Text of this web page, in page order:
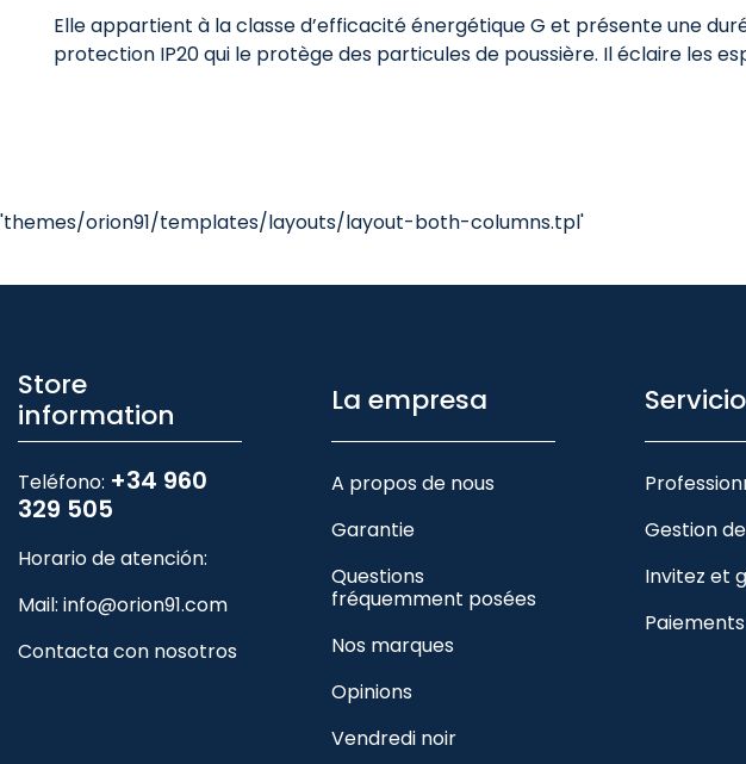
Elle appartient à la classe d’efficacité énergétique G et présente une
protection IP20 qui le protège des particules de poussière. Il éclaire les
'themes/orion91/templates/layouts/layout-both-columns.tpl'
Store
information
Teléfono: +34 960
329 505
Horario de atención:
Mail: info@orion91.com
Contacta con nosotros
La empresa
A propos de nous
Garantie
Questions
fréquemment posées
Nos marques
Opinions
Vendredi noir
Gestion
Invitez et